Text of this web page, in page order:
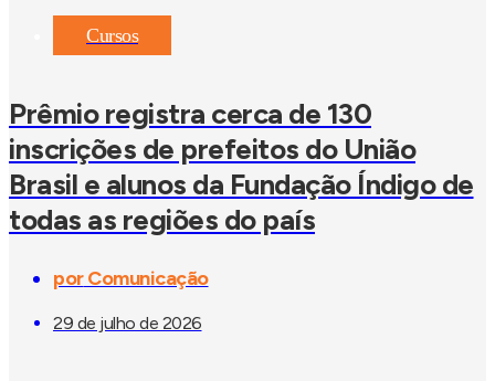
Cursos
Prêmio registra cerca de 130
inscrições de prefeitos do União
Brasil e alunos da Fundação Índigo de
todas as regiões do país
porComunicação
29 de julho de 2026